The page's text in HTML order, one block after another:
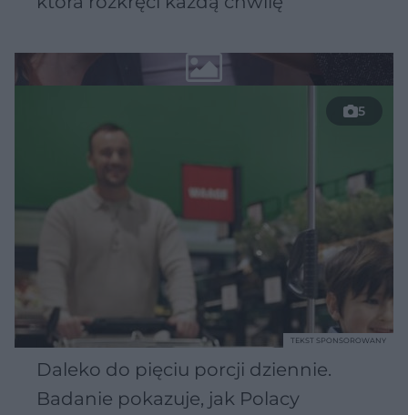
5
Daleko do pięciu porcji dziennie.
Badanie pokazuje, jak Polacy
TEKST SPONSOROWANY